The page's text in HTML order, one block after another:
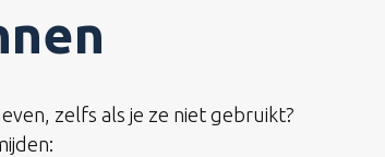
zelfs als je ze niet gebruikt?